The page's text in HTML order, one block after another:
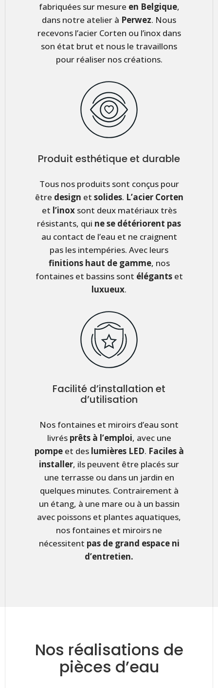
fabriquées sur mesure en Belgique,
dans notre atelier à Perwez. Nous
recevons l’acier Corten ou l’inox dans
son état brut et nous le travaillons
pour réaliser nos créations.
Produit esthétique et durable
Tous nos produits sont conçus pour
être design et solides. L’acier Corten
et l’inoxsont deux matériaux très
résistants, qui ne se détériorent pas
au contact de l’eau et ne craignent
pas les intempéries. Avec leurs
finitions haut de gamme, nos
fontaines et bassins sont élégantset
luxueux.
Facilité d’installation et
d’utilisation
Nos fontaines et miroirs d’eau sont
livrés prêts à l’emploi, avec une
pompeet des lumières LED. Faciles à
installer, ils peuvent être placés sur
une terrasse ou dans un jardin en
quelques minutes. Contrairement à
un étang, à une mare ou à un bassin
avec poissons et plantes aquatiques,
nos fontaines et miroirs ne
nécessitent pas de grand espace ni
d’entretien.
Nos réalisations de
pièces d’eau